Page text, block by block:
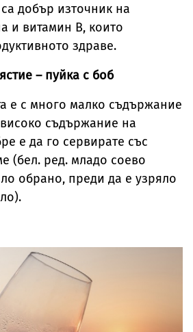
добър източник на
и витамин B, които
здраве.
– пуйка с боб
е с много малко съдържание
съдържание на
е да го сервирате със
(бел. ред. младо соево
обрано, преди да е узряло